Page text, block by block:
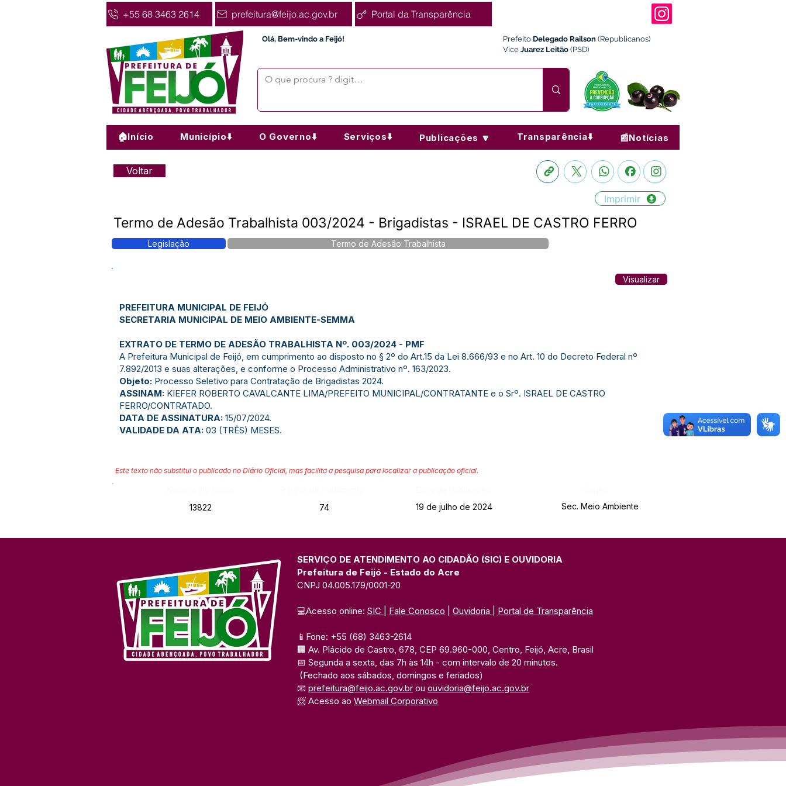
+55 68 3463 2614 prefeitura@feijo.ac.gov.br Portal da Transparência
Olá, Bem-vindo a Feijó! Prefeito Delegado Railson (Republicanos)
Vice Juarez Leitão (PSD)
🏠Início Município⬇️ O Governo⬇️ Serviços⬇️ Publicações 🔽 Transparência⬇️ 📰Notícias
Voltar
Imprimir
Termo de Adesão Trabalhista 003/2024 - Brigadistas - ISRAEL DE CASTRO FERRO
Legislação Termo de Adesão Trabalhista
Visualizar
PREFEITURA MUNICIPAL DE FEIJÓ
SECRETARIA MUNICIPAL DE MEIO AMBIENTE-SEMMA
EXTRATO DE TERMO DE ADESÃO TRABALHISTA Nº. 003/2024 - PMF
A Prefeitura Municipal de Feijó, em cumprimento ao disposto no § 2º do Art.15 da Lei 8.666/93 e no Art. 10 do Decreto Federal nº
7.892/2013 e suas alterações, e conforme o Processo Administrativo nº. 163/2023.
Objeto: Processo Seletivo para Contratação de Brigadistas 2024.
ASSINAM: KIEFER ROBERTO CAVALCANTE LIMA/PREFEITO MUNICIPAL/CONTRATANTE e o Srº. ISRAEL DE CASTRO
FERRO/CONTRATADO.
DATA DE ASSINATURA: 15/07/2024.
VALIDADE DA ATA: 03 (TRÊS) MESES.
Este texto não substitui o publicado no Diário Oficial, mas facilita a pesquisa para localizar a publicação oficial.
13822
74 19 de julho de 2024 Sec. Meio Ambiente
SERVIÇO DE ATENDIMENTO AO CIDADÃO (SIC) E OUVIDORIA
Prefeitura de Feijó - Estado do Acre
CNPJ 04.005.179/0001-20
💻Acesso online: SIC Fale Conosco Ouvidoria Portal de Transparência
📱Fone: +55 (68) 3463-2614
🏢 Av. Plácido de Castro, 678, CEP 69.960-000, Centro, Feijó, Acre, Brasil
📅 Segunda a sexta, das 7h às 14h - com intervalo de 20 minutos.
(Fechado aos sábados, domingos e feriados)
📧 prefeitura@feijo.ac.gov.br ou ouvidoria@feijo.ac.gov.br
📨 Acesso ao Webmail Corporativo